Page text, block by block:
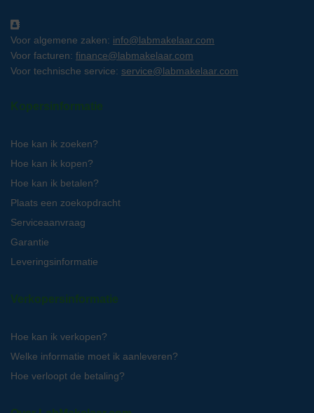
Voor algemene zaken: info@labmakelaar.com
Voor facturen: finance@labmakelaar.com
Voor technische service: service@labmakelaar.com
Kopersinformatie
Hoe kan ik zoeken?
Hoe kan ik kopen?
Hoe kan ik betalen?
Plaats een zoekopdracht
Serviceaanvraag
Garantie
Leveringsinformatie
Verkopersinformatie
Hoe kan ik verkopen?
Welke informatie moet ik aanleveren?
Hoe verloopt de betaling?